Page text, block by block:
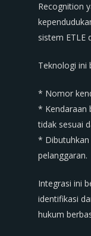
Recognition
sistem ETLE
Teknologi ini
* Nomor
* Kendaraan
tidak sesuai
*
pelanggaran.
Integrasi ini
identifikasi
hukum